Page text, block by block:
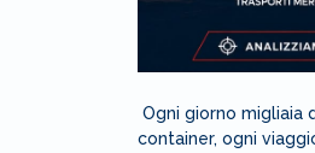
Ogni giorno migliaia
container, ogni